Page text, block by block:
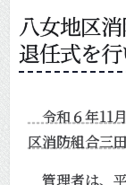
八女地区
退任式を
令和６年11
区消防組合三
管理者は、